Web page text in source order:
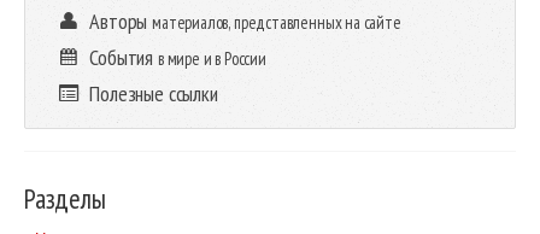
Авторыматериалов, представленных на сайте
События в мире и в России
Полезные ссылки
Разделы